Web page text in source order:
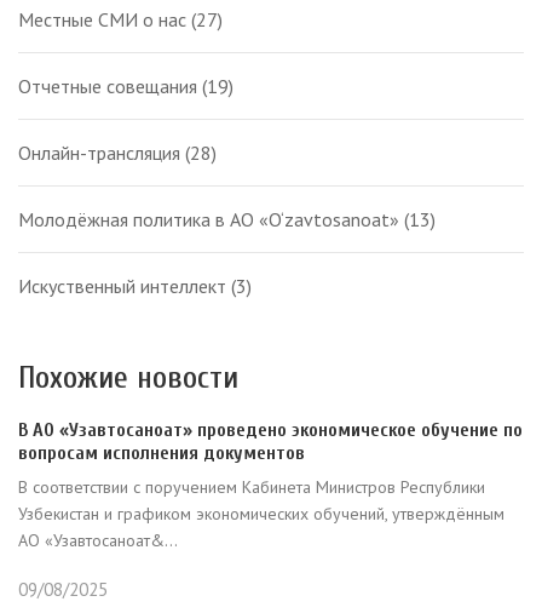
Местные СМИ о нас (27)
Отчетные совещания (19)
Онлайн-трансляция (28)
Молодёжная политика в АО «O‘zavtosanoat» (13)
Искуственный интеллект (3)
Похожие новости
В АО «Узавтосаноат» проведено экономическое обучение по
вопросам исполнения документов
В соответствии с поручением Кабинета Министров Республики
Узбекистан и графиком экономических обучений, утверждённым
АО «Узавтосаноат&...
09/08/2025